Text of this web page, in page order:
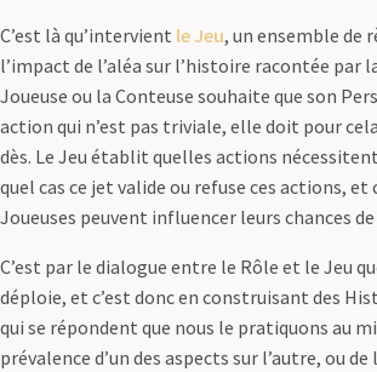
C’est là qu’intervient le Jeu, un ensemble de
l’impact de l’aléa sur l’histoire racontée par
Joueuse ou la Conteuse souhaite que son
action qui n’est pas triviale, elle doit pour
dès. Le Jeu établit quelles actions
quel cas ce jet valide ou refuse ces actions,
Joueuses peuvent influencer leurs chances
C’est par le dialogue entre le Rôle et le Jeu
déploie, et c’est donc en construisant des
qui se répondent que nous le pratiquons au
prévalence d’un des aspects sur l’autre, ou de